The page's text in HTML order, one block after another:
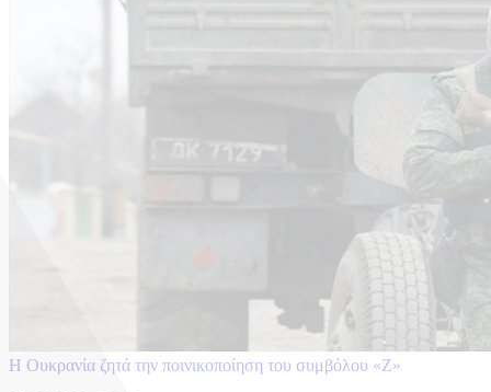
Η Ουκρανία ζητά την ποινικοποίηση του συμβόλου «Ζ»